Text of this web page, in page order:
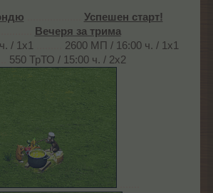
Успешен старт!
Вечеря за трима
/ 1х1
2600 МП / 16:00 ч. / 1х1
550 ТрТО / 15:00 ч. / 2х2